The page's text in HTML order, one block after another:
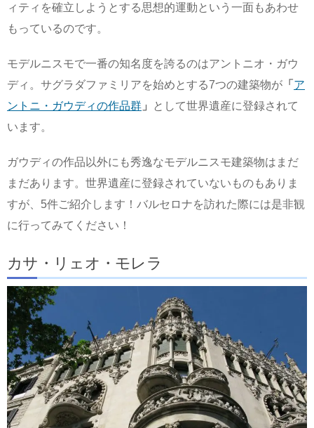
ィティを確立しようとする思想的運動という一面もあわせ
もっているのです。
モデルニスモで一番の知名度を誇るのはアントニオ・ガウ
ディ。サグラダファミリアを始めとする7つの建築物が 「 ア
ントニ・ガウディの作品群 」
として世界遺産に登録されて
います。
ガウディの作品以外にも秀逸なモデルニスモ建築物はまだ
まだあります。世界遺産に登録されていないものもありま
すが、5件ご紹介します！バルセロナを訪れた際には是非観
に行ってみてください！
カサ・リェオ・モレラ